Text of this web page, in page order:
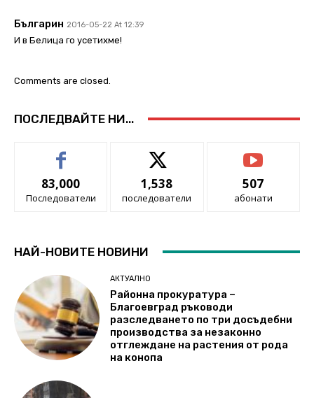
Българин 2016-05-22 At 12:39
И в Белица го усетихме!
Comments are closed.
ПОСЛЕДВАЙТЕ НИ...
83,000
Последователи
1,538
последователи
507
абонати
НАЙ-НОВИТЕ НОВИНИ
АКТУАЛНО
Районна прокуратура –
Благоевград ръководи
разследването по три досъдебни
производства за незаконно
отглеждане на растения от рода
на конопа